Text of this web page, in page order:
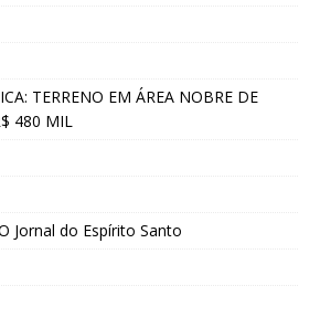
TERRENO EM ÁREA NOBRE DE
480 MIL
Jornal do Espírito Santo